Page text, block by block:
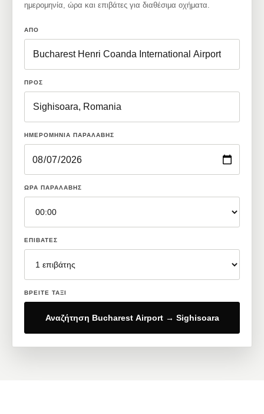
ημερομηνία, ώρα και επιβάτες για διαθέσιμα οχήματα.
ΑΠΌ
ΠΡΟΣ
ΗΜΕΡΟΜΗΝΊΑ ΠΑΡΑΛΑΒΉΣ
ΏΡΑ ΠΑΡΑΛΑΒΉΣ
ΕΠΙΒΆΤΕΣ
ΒΡΕΊΤΕ ΤΑΞΊ
Αναζήτηση Bucharest Airport → Sighisoara